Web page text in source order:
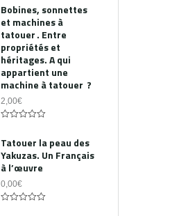
out
of
5
Bobines, sonnettes
et machines à
tatouer . Entre
propriétés et
héritages. A qui
appartient une
machine à tatouer ?
2,00€
out
of
5
Tatouer la peau des
Yakuzas. Un Français
à l’œuvre
0,00€